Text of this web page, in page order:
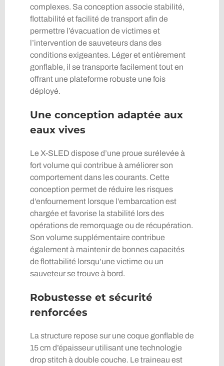
complexes. Sa conception associe stabilité,
flottabilité et facilité de transport afin de
permettre l’évacuation de victimes et
l’intervention de sauveteurs dans des
conditions exigeantes. Léger et entièrement
gonflable, il se transporte facilement tout en
offrant une plateforme robuste une fois
déployé.
Une conception adaptée aux
eaux vives
Le X-SLED dispose d’une proue surélevée à
fort volume qui contribue à améliorer son
comportement dans les courants. Cette
conception permet de réduire les risques
d’enfournement lorsque l’embarcation est
chargée et favorise la stabilité lors des
opérations de remorquage ou de récupération.
Son volume supplémentaire contribue
également à maintenir de bonnes capacités
de flottabilité lorsqu’une victime ou un
sauveteur se trouve à bord.
Robustesse et sécurité
renforcées
La structure repose sur une coque gonflable de
15 cm d’épaisseur utilisant une technologie
drop stitch à double couche. Le traineau est